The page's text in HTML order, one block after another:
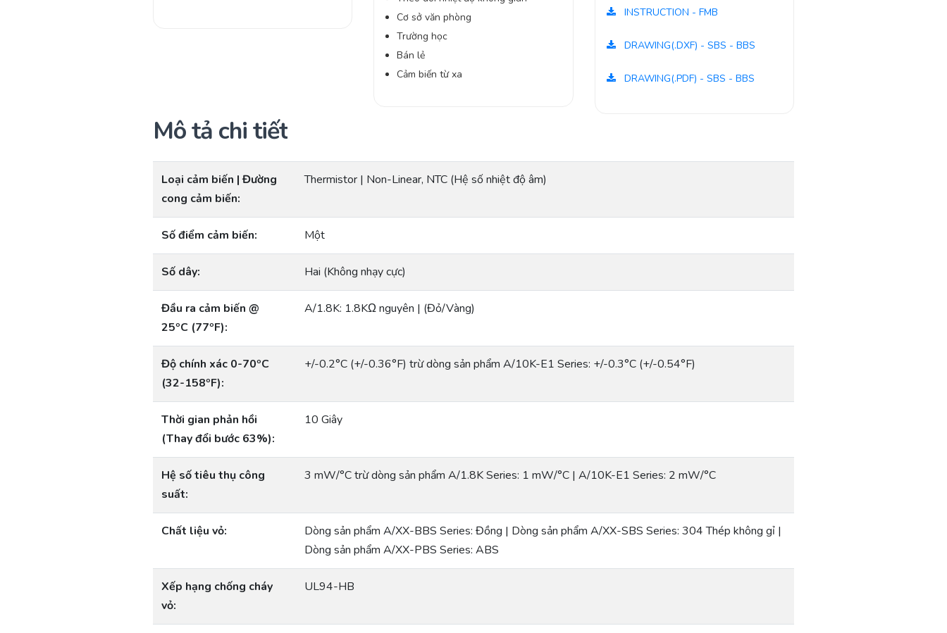
Cơ sở văn phòng
Trường học
Bán lẻ
Cảm biến từ xa
INSTRUCTION - FMB
DRAWING(.DXF) - SBS - BBS
DRAWING(.PDF) - SBS - BBS
Mô tả chi tiết
Loại cảm biến | Đường
cong cảm biến:
Thermistor | Non-Linear, NTC (Hệ số nhiệt độ âm)
Số điểm cảm biến: Một
Số dây: Hai (Không nhạy cực)
Đầu ra cảm biến @
25ºC (77ºF):
A/1.8K: 1.8KΩ nguyên | (Đỏ/Vàng)
Độ chính xác 0-70ºC
(32-158ºF):
+/-0.2°C (+/-0.36°F) trừ dòng sản phẩm A/10K-E1 Series: +/-0.3°C (+/-0.54°F)
Thời gian phản hồi
(Thay đổi bước 63%):
10 Giây
Hệ số tiêu thụ công
suất:
3 mW/°C trừ dòng sản phẩm A/1.8K Series: 1 mW/°C | A/10K-E1 Series: 2 mW/°C
Chất liệu vỏ:
Dòng sản phẩm A/XX-BBS Series: Đồng | Dòng sản phẩm A/XX-SBS Series: 304 Thép không gỉ |
Dòng sản phẩm A/XX-PBS Series: ABS
Xếp hạng chống cháy
vỏ:
UL94-HB